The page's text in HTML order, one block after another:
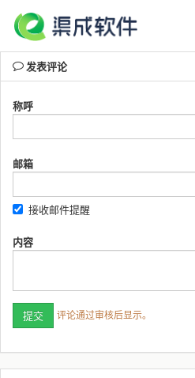
发表评论
称呼
邮箱
接收邮件提醒
内容
评论通过审核后显示。